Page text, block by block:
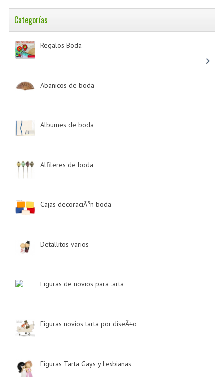
Categorías
Regalos Boda
Abanicos de boda
Albumes de boda
Alfileres de boda
Cajas decoraciÃ³n boda
Detallitos varios
Figuras de novios para tarta
Figuras novios tarta por diseÃ±o
Figuras Tarta Gays y Lesbianas